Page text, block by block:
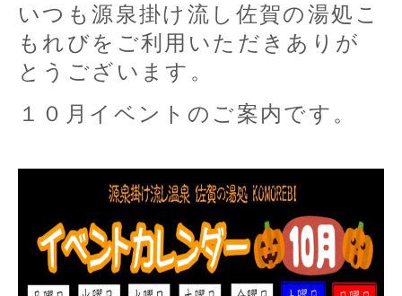
いつも源泉掛け流し佐賀の湯処こ
もれびをご利用いただきありが
とうございます。
１０月イベントのご案内です。